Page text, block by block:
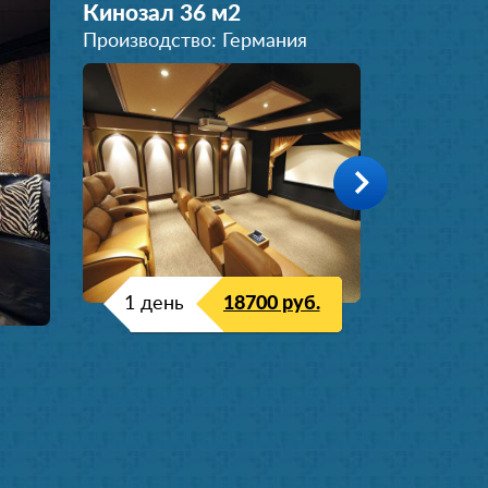
Кинозал 36 м2
Производство: Германия
1 день 18700 руб.